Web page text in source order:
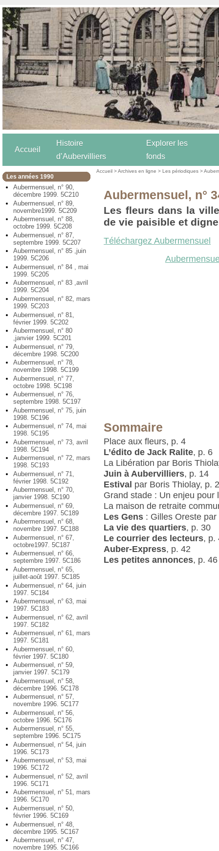
Accueil
Histoire
d’Aubervilliers
Explorer les
fonds
Les années 1990
Aubermensuel, n° 90,
décembre 1999. 5C210
Aubermensuel, n° 89,
novembre1999. 5C209
Aubermensuel, n° 88,
octobre 1999. 5C208
Aubermensuel, n° 87,
septembre 1999. 5C207
Aubermensuel, n° 85 ,juin
1999. 5C206
Aubermensuel, n° 84 , mai
1999. 5C205
Aubermensuel, n° 83 ,avril
1999. 5C204
Aubermensuel, n° 82, mars
1999. 5C203
Aubermensuel, n° 81,
février 1999. 5C202
Aubermensuel, n° 80
,janvier 1999. 5C201
Aubermensuel, n° 79,
décembre 1998. 5C200
Aubermensuel, n° 78,
novembre 1998. 5C199
Aubermensuel, n° 77,
octobre 1998. 5C198
Aubermensuel, n° 76,
septembre 1998. 5C197
Aubermensuel, n° 75, juin
1998. 5C196
Aubermensuel, n° 74, mai
1998. 5C195
Aubermensuel, n° 73, avril
1998. 5C194
Aubermensuel, n° 72, mars
1998. 5C193
Aubermensuel, n° 71,
février 1998. 5C192
Aubermensuel, n° 70,
janvier 1998. 5C190
Aubermensuel, n° 69,
décembre 1997. 5C189
Aubermensuel, n° 68,
novembre 1997. 5C188
Aubermensuel, n° 67,
octobre1997. 5C187
Aubermensuel, n° 66,
septembre 1997. 5C186
Aubermensuel, n° 65,
juillet-août 1997. 5C185
Aubermensuel, n° 64, juin
1997. 5C184
Aubermensuel, n° 63, mai
1997. 5C183
Aubermensuel, n° 62, avril
1997. 5C182
Aubermensuel, n° 61, mars
1997. 5C181
Aubermensuel, n° 60,
février 1997. 5C180
Aubermensuel, n° 59,
janvier 1997. 5C179
Aubermensuel, n° 58,
décembre 1996. 5C178
Aubermensuel, n° 57,
novembre 1996. 5C177
Aubermensuel, n° 56,
octobre 1996. 5C176
Aubermensuel, n° 55,
septembre 1996. 5C175
Aubermensuel, n° 54, juin
1996. 5C173
Aubermensuel, n° 53, mai
1996. 5C172
Aubermensuel, n° 52, avril
1996. 5C171
Aubermensuel, n° 51, mars
1996. 5C170
Aubermensuel, n° 50,
février 1996. 5C169
Aubermensuel, n° 48,
décembre 1995. 5C167
Aubermensuel, n° 47,
novembre 1995. 5C166
Accueil >Archives en ligne >Les périodiques >
Aubermensuel, n°
Les fleurs dans la
de vie paisible et
Téléchargez Aubermensuel
Sommaire
Place aux fleurs, p. 4
L’édito de Jack Ralite, p. 6
La Libération par Boris
Juin à Aubervilliers, p. 14
Estival par Boris Thiolay, p.
Grand stade : Un enjeu pour
La maison de retraite
Les Gens : Gilles Oreste
La vie des quartiers, p. 30
Le courrier des lecteurs, p.
Auber-Express, p. 42
Les petites annonces, p. 46